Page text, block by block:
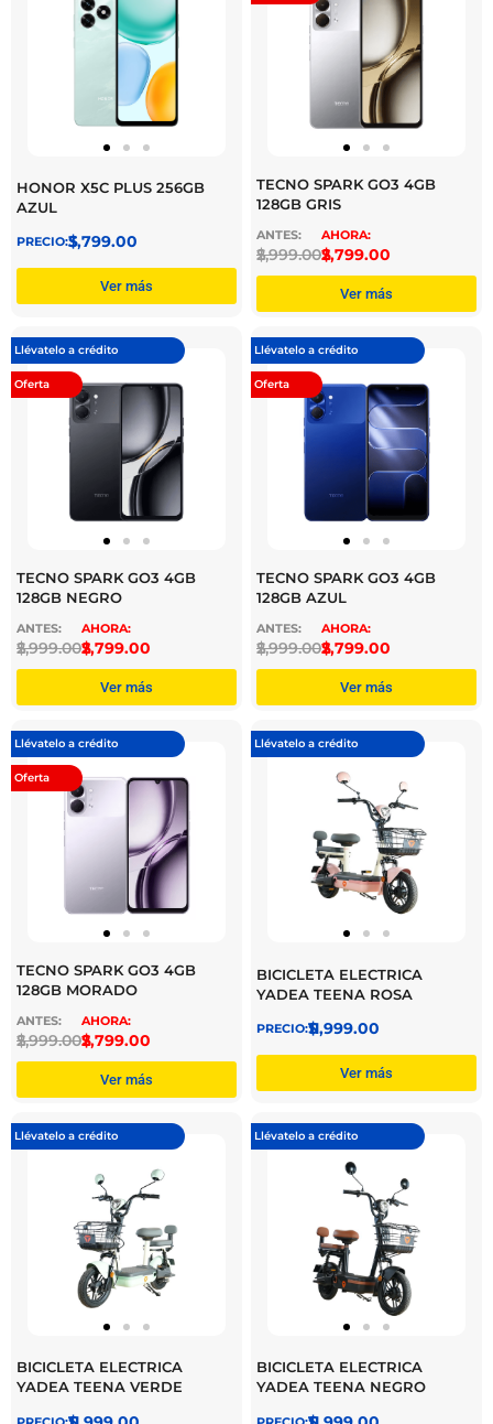
HONOR X5C PLUS 256GB
AZUL
$
3,799.00
Ver más
TECNO SPARK GO3 4GB
128GB GRIS
$
2,999.00$
2,799.00
Ver más
Llévatelo a crédito
Oferta
TECNO SPARK GO3 4GB
128GB NEGRO
$
2,999.00$
2,799.00
Ver más
Llévatelo a crédito
Oferta
TECNO SPARK GO3 4GB
128GB AZUL
$
2,999.00$
2,799.00
Ver más
Llévatelo a crédito
Oferta
TECNO SPARK GO3 4GB
128GB MORADO
$
2,999.00$
2,799.00
Ver más
Llévatelo a crédito
BICICLETA ELECTRICA
YADEA TEENA ROSA
$
11,999.00
Ver más
Llévatelo a crédito
BICICLETA ELECTRICA
YADEA TEENA VERDE
Llévatelo a crédito
BICICLETA ELECTRICA
YADEA TEENA NEGRO